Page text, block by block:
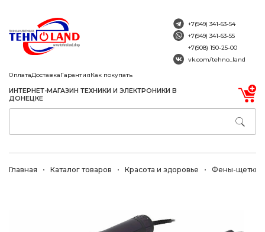
ОплатаДоставкаГарантияКак покупать
ИНТЕРНЕТ-МАГАЗИН ТЕХНИКИ И ЭЛЕКТРОНИКИ В
ДОНЕЦКЕ
+7(949) 341-63-54
+7(949) 341-63-55
+7(908) 190-25-00
vk.com/tehno_land
Главная Каталог товаров Красота и здоровье Фены-щетки